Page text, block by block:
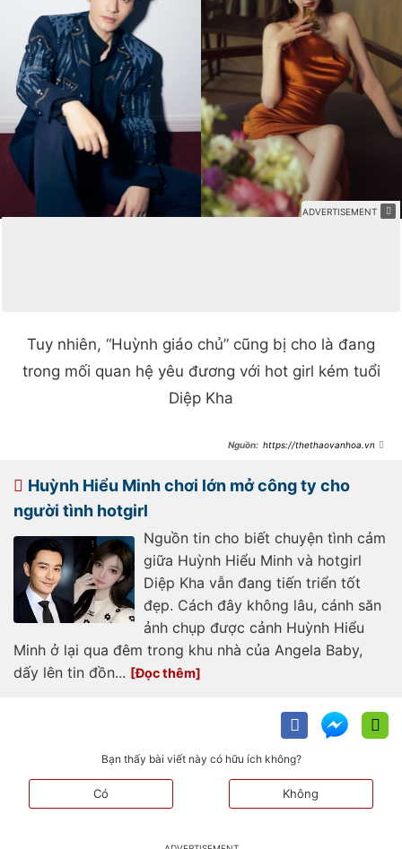
Tuy nhiên, “Huỳnh giáo chủ” cũng bị cho là đang
trong mối quan hệ yêu đương với hot girl kém tuổi
Diệp Kha
https://thethaovanhoa.vn/ro
chap-tai-tu-dang-hen-ho-hot-girl-
nong-bong-
Huỳnh Hiểu Minh chơi lớn mở công ty cho
người tình hotgirl
Nguồn tin cho biết chuyện tình cảm
giữa Huỳnh Hiểu Minh và hotgirl
Diệp Kha vẫn đang tiến triển tốt
đẹp. Cách đây không lâu, cánh săn
ảnh chụp được cảnh Huỳnh Hiểu
Minh ở lại qua đêm trong khu nhà của Angela Baby,
dấy lên tin đồn...
Bạn thấy bài viết này có hữu ích không?
Có Không